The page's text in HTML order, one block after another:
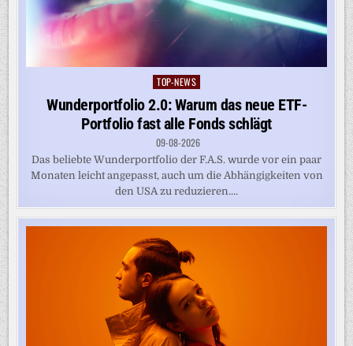
Posted
in
TOP-NEWS
Wunderportfolio 2.0: Warum das neue ETF-
Portfolio fast alle Fonds schlägt
09-08-2026
Das beliebte Wunderportfolio der F.A.S. wurde vor ein paar
Monaten leicht angepasst, auch um die Abhängigkeiten von
den USA zu reduzieren....